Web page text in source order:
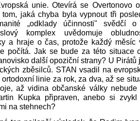
unie. Otevírá se Overtonovo
jaká chyba byla vypnout tři
„odklady účinnosti" svědčí
komplex uvědomuje
a hraje o čas, protože každý měsíc
počítá. Jak se bude za této situace
další opoziční strany? U Pirátů
zběsilců. STAN vsadil na
linie za rok, za dva, až se
až vidina občanské války
Kupka připraven, anebo si
na stehnech?